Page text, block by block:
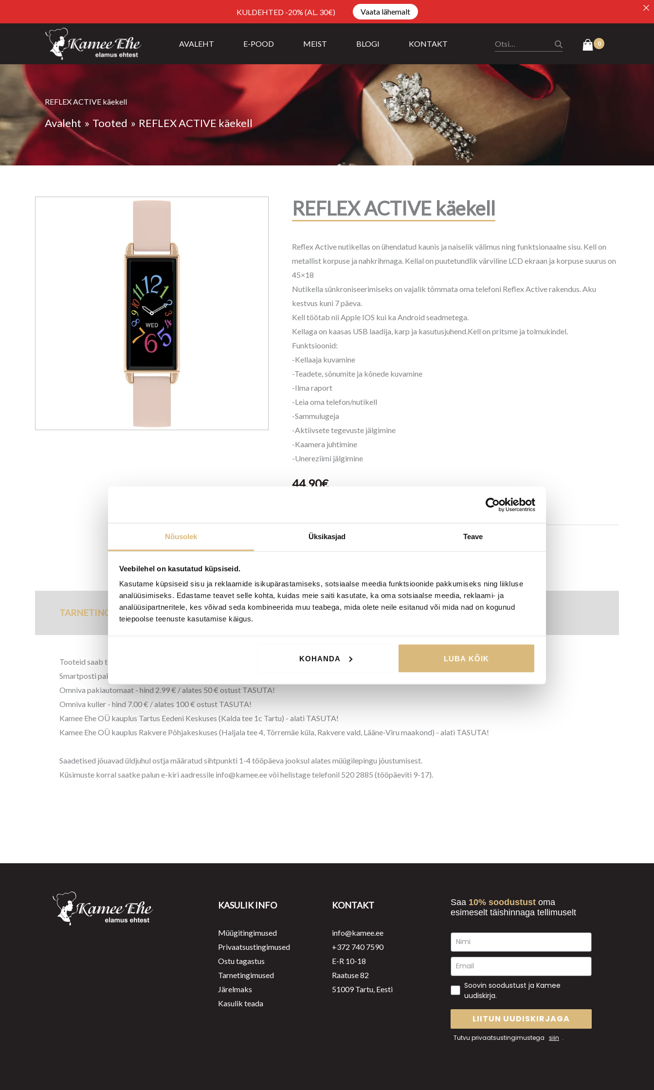
Nõusolek Üksikasjad Teave
Veebilehel on kasutatud küpsiseid.
Kasutame küpsiseid sisu ja reklaamide isikupärastamiseks, sotsiaalse meedia funktsioonide pakkumiseks ning liikluse
analüüsimiseks. Edastame teavet selle kohta, kuidas meie saiti kasutate, ka oma sotsiaalse meedia, reklaami- ja
analüüsipartneritele, kes võivad seda kombineerida muu teabega, mida olete neile esitanud või mida nad on kogunud
teiepoolse teenuste kasutamise käigus.
KOHANDA LUBA KÕIK
KULDEHTED -20% (AL. 30€) Vaata lähemalt
AVALEHT E-POOD MEIST BLOGI KONTAKT
REFLEX ACTIVE käekell
Avaleht Tooted REFLEX ACTIVE käekell
REFLEX ACTIVE käekell
Reflex Active nutikellas on ühendatud kaunis ja naiselik välimus ning funktsionaalne sisu. Kell on
metallist korpuse ja nahkrihmaga. Kellal on puutetundlik värviline LCD ekraan ja korpuse suurus on
45×18
Nutikella sünkroniseerimiseks on vajalik tõmmata oma telefoni Reflex Active rakendus. Aku
kestvus kuni 7 päeva.
Kell töötab nii Apple IOS kui ka Android seadmetega.
Kellaga on kaasas USB laadija, karp ja kasutusjuhend.Kell on pritsme ja tolmukindel.
Funktsioonid:
-Kellaaja kuvamine
-Teadete, sõnumite ja kõnede kuvamine
-Ilma raport
-Leia oma telefon/nutikell
-Sammulugeja
-Aktiivsete tegevuste jälgimine
-Kaamera juhtimine
-Unereziimi jälgimine
44,90€
Tootekood:ra02_2006
TARNETINGIMUSED
Tooteid saab tellida Eesti Vabariigi piires järgmistesse kohtadesse:
Smartposti pakiautomaat - hind 2.70 € / alates 50 € ostust TASUTA!
Omniva pakiautomaat - hind 2.99 € / alates 50 € ostust TASUTA!
Omniva kuller - hind 7.00 € / alates 100 € ostust TASUTA!
Kamee Ehe OÜ kauplus Tartus Eedeni Keskuses (Kalda tee 1c Tartu) - alati TASUTA!
Kamee Ehe OÜ kauplus Rakvere Põhjakeskuses (Haljala tee 4, Tõrremäe küla, Rakvere vald, Lääne-Viru maakond) - alati TASUTA!
Saadetised jõuavad üldjuhul ostja määratud sihtpunkti 1-4 tööpäeva jooksul alates müügilepingu jõustumisest.
Küsimuste korral saatke palun e-kiri aadressile info@kamee.ee või helistage telefonil 520 2885 (tööpäeviti 9-17).
KASULIK INFO
Müügitingimused
Privaatsustingimused
Ostu tagastus
Tarnetingimused
Järelmaks
Kasulik teada
KONTAKT
info@kamee.ee
+372 740 7590
E-R 10-18
Raatuse 82
51009 Tartu, Eesti
Saa 10% soodustust oma
esimeselt täishinnaga tellimuselt
Soovin soodustust ja Kamee
uudiskirja.
LIITUN UUDISKIRJAGA
Tutvu privaatsustingimustega siin .